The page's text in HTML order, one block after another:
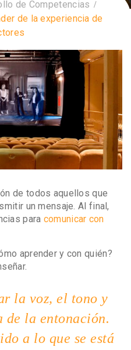
de Competencias
de la experiencia de
de todos aquellos que
un mensaje. Al final,
para comunicar con
aprender y con quién?
la voz, el tono y
la entonación.
a lo que se está